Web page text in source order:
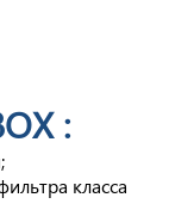
:
класса